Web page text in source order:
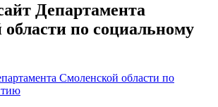
Департамента
по социальному
Смоленской области по